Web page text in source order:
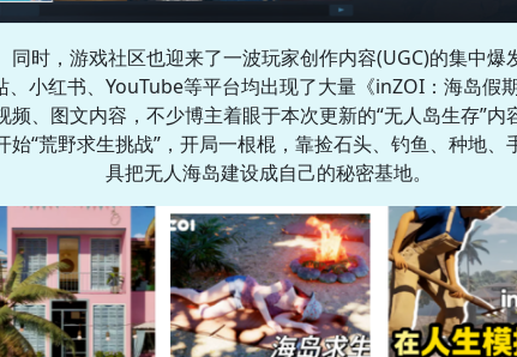
同时，游戏社区也迎来了一波玩家创作内容(UGC)的集中爆
、小红书、YouTube等平台均出现了大量《inZOI：海岛假
频、图文内容，不少博主着眼于本次更新的“无人岛生存”内
始“荒野求生挑战”，开局一根棍，靠捡石头、钓鱼、种地、
具把无人海岛建设成自己的秘密基地。